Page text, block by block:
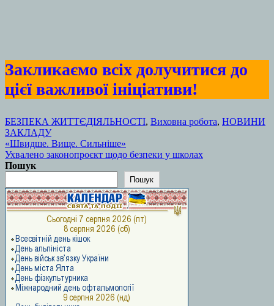
Закликаємо всіх долучитися до
цієї важливої ініціативи!
БЕЗПЕКА ЖИТТЄДІЯЛЬНОСТІ, Виховна робота, НОВИНИ
ЗАКЛАДУ
Навігація
записів
«Швидше. Вище. Сильніше»
Ухвалено законопроєкт щодо безпеки у школах
Пошук
Пошук